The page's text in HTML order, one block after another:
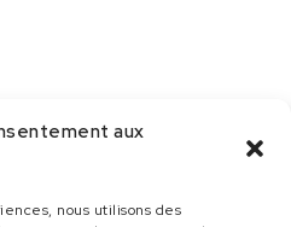
aux
nous utilisons des